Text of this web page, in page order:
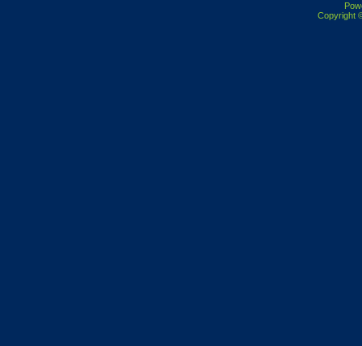
Copyright